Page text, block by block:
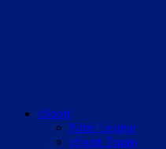
eSport
Nitro League
eSport Teams